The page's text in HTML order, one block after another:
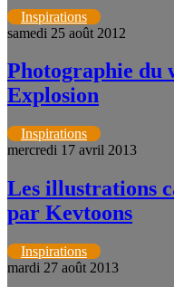
Inspirations
samedi 25 août 2012
Photographie du
Explosion
Inspirations
mercredi 17 avril 2013
Les illustrations
par Kevtoons
Inspirations
mardi 27 août 2013